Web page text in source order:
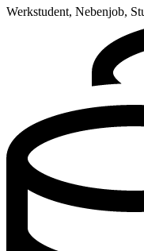
Werkstudent, Nebenjob,